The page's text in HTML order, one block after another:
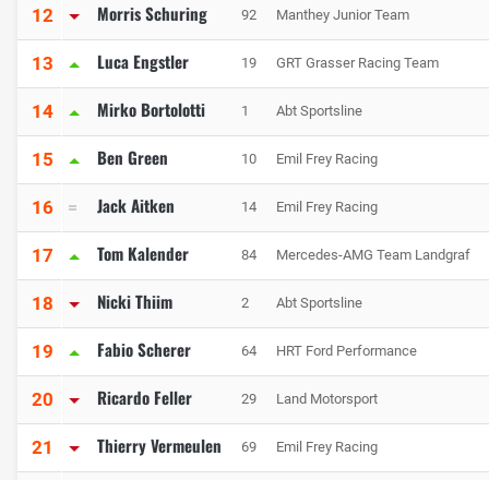
12 Morris Schuring 92 Manthey Junior Team
13 Luca Engstler 19 GRT Grasser Racing Team
14 Mirko Bortolotti 1 Abt Sportsline
15 Ben Green 10 Emil Frey Racing
16 Jack Aitken 14 Emil Frey Racing
17 Tom Kalender 84 Mercedes-AMG Team Landgraf
18 Nicki Thiim 2 Abt Sportsline
19 Fabio Scherer 64 HRT Ford Performance
20 Ricardo Feller 29 Land Motorsport
21 Thierry Vermeulen 69 Emil Frey Racing